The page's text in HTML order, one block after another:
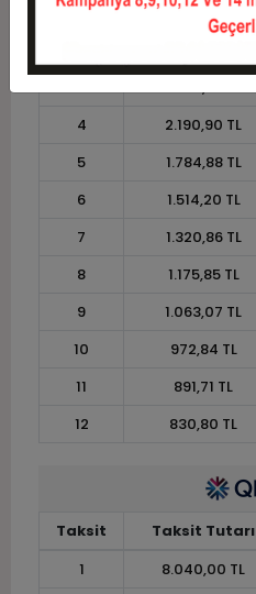
1
8.040,00 TL
4
2.190,90 TL
5
1.784,88 TL
6
1.514,20 TL
7
1.320,86 TL
8
1.175,85 TL
9
1.063,07 TL
10
972,84 TL
11
891,71 TL
12
830,80 TL
Taksit Taksit Tutarı
1
8.040,00 TL